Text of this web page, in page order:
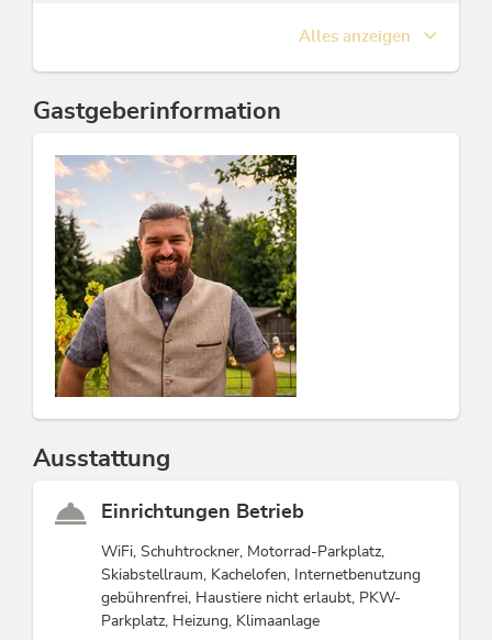
Wo du schlafen wirst: Die Wohnung verfügt über
eine erholsame Nachtruhe.
Kaffee mit einem atemberaubenden Bergblick auf die
Tiroler Alpen.
Perfekte Lage für Entdecker
Münster liegt angenehm ruhig und zentral zugleich. In
wenigen Autominuten erreichst Du das Alpbachtal,
Zillertal oder Achental. Ob eine malerische Wanderung
zur Bayreuther Hütte, Skifahren im Winter oder ein
entspannter Badetag am nahegelegenen Reintalersee –
hier beginnt Dein Abenteuer direkt vor der Haustür.
Auch die historischen Kulturstädte Rattenberg,
Besondere Extras für Deinen Komfort
Alpbachtal Card inklusive: Zahlreiche kostenlose
Leistungen und regionale Ermäßigungen im Sommer
wie im Winter gibt es geschenkt direkt bei Deiner
Anreise.
Kontaktloser Check-in: Dank unseres unkomplizierten
Pre-Check-ins und des Schlüsseltresors reist Du
Alles anzeigen
Gastgeberinformation
Ausstattung
Einrichtungen Betrieb
WiFi, Schuhtrockner, Motorrad-Parkplatz,
Skiabstellraum, Kachelofen, Internetbenutzung
gebührenfrei, Haustiere nicht erlaubt, PKW-
Parkplatz, Heizung, Klimaanlage